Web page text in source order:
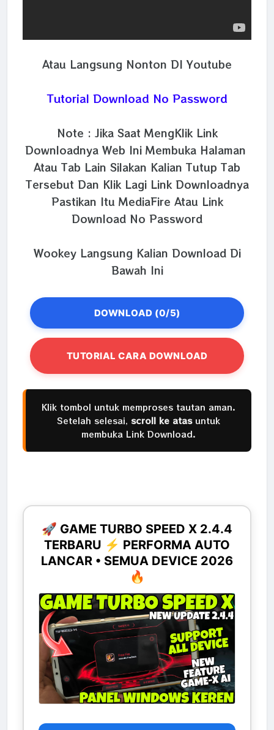
Atau Langsung Nonton DI Youtube
Tutorial Download No Password
Note : Jika Saat MengKlik Link
Downloadnya Web Ini Membuka Halaman
Atau Tab Lain Silakan Kalian Tutup Tab
Tersebut Dan Klik Lagi Link Downloadnya
Pastikan Itu MediaFire Atau Link
Download No Password
Wookey Langsung Kalian Download Di
Bawah Ini
DOWNLOAD (0/5)
TUTORIAL CARA DOWNLOAD
Klik tombol untuk memproses tautan aman.
Setelah selesai, scroll ke atasuntuk
membuka Link Download.
🚀 GAME TURBO SPEED X 2.4.4
TERBARU ⚡ PERFORMA AUTO
LANCAR • SEMUA DEVICE 2026
🔥